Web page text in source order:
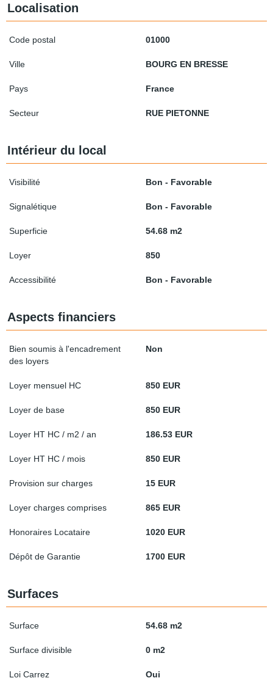
Localisation
Code postal 01000
Ville BOURG EN BRESSE
Pays France
Secteur RUE PIETONNE
Intérieur du local
Visibilité Bon - Favorable
Signalétique Bon - Favorable
Superficie 54.68 m2
Loyer 850
Accessibilité Bon - Favorable
Aspects financiers
Bien soumis à l'encadrement
des loyers
Non
Loyer mensuel HC 850 EUR
Loyer de base 850 EUR
Loyer HT HC / m2 / an 186.53 EUR
Loyer HT HC / mois 850 EUR
Provision sur charges 15 EUR
Loyer charges comprises 865 EUR
Honoraires Locataire 1020 EUR
Dépôt de Garantie 1700 EUR
Surfaces
Surface 54.68 m2
Surface divisible 0 m2
Loi Carrez Oui